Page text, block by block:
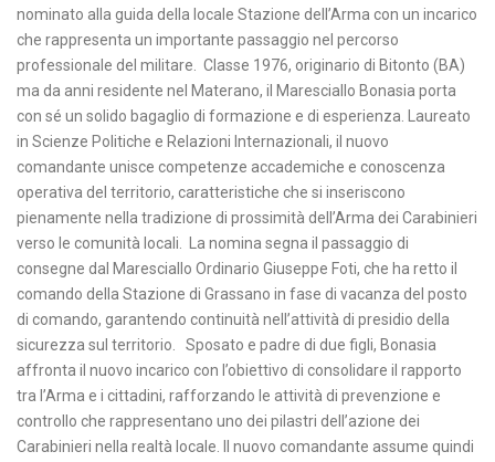
nominato alla guida della locale Stazione dell’Arma con un incarico
che rappresenta un importante passaggio nel percorso
professionale del militare. Classe 1976, originario di Bitonto (BA)
ma da anni residente nel Materano, il Maresciallo Bonasia porta
con sé un solido bagaglio di formazione e di esperienza. Laureato
in Scienze Politiche e Relazioni Internazionali, il nuovo
comandante unisce competenze accademiche e conoscenza
operativa del territorio, caratteristiche che si inseriscono
pienamente nella tradizione di prossimità dell’Arma dei Carabinieri
verso le comunità locali. La nomina segna il passaggio di
consegne dal Maresciallo Ordinario Giuseppe Foti, che ha retto il
comando della Stazione di Grassano in fase di vacanza del posto
di comando, garantendo continuità nell’attività di presidio della
sicurezza sul territorio. Sposato e padre di due figli, Bonasia
affronta il nuovo incarico con l’obiettivo di consolidare il rapporto
tra l’Arma e i cittadini, rafforzando le attività di prevenzione e
controllo che rappresentano uno dei pilastri dell’azione dei
Carabinieri nella realtà locale. Il nuovo comandante assume quindi